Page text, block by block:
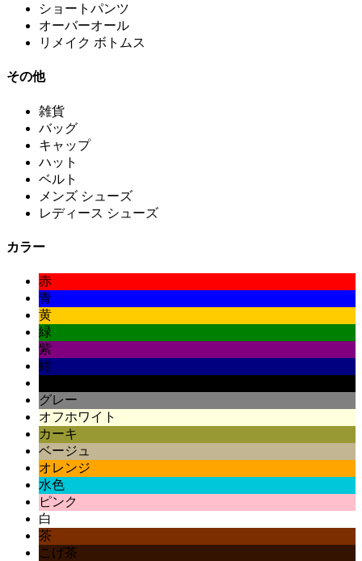
ショートパンツ
オーバーオール
リメイク ボトムス
その他
雑貨
バッグ
キャップ
ハット
ベルト
メンズ シューズ
レディース シューズ
カラー
赤
青
黄
緑
紫
紺
グレー
オフホワイト
カーキ
ベージュ
オレンジ
水色
ピンク
白
茶
こげ茶